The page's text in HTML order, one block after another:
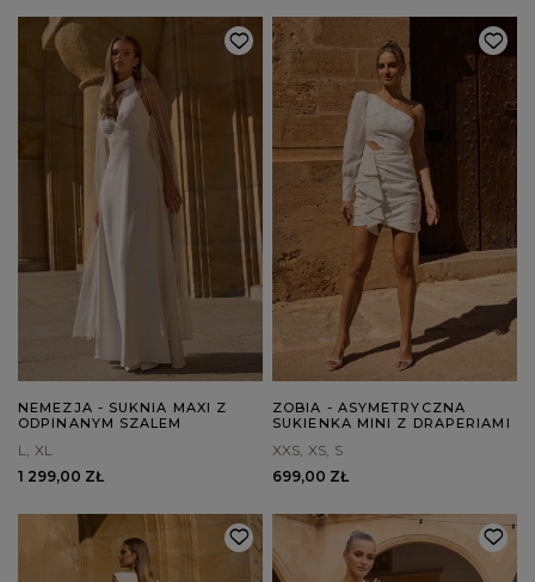
NEMEZJA - SUKNIA MAXI Z
ODPINANYM SZALEM
L
XL
1 299,00 ZŁ
ZOBIA - ASYMETRYCZNA
SUKIENKA MINI Z DRAPERIAMI
XXS XS S
699,00 ZŁ